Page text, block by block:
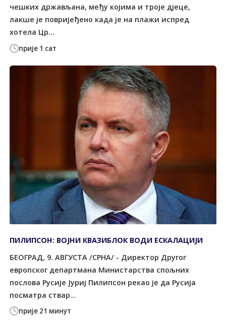
прије 1 сат
чешких држављана, међу којима и троје дјеце,
лакше је повријеђено када је на плажи испред
хотела Цр...
прије 21 минут
ПИЛИПСОН: ВОЈНИ КВАЗИБЛОК ВОДИ ЕСКАЛАЦИЈИ
БЕОГРАД, 9. АВГУСТА /СРНА/ - Директор Другог
европског департмана Министарства спољних
послова Русије Јуриј Пилипсон рекао је да Русија
посматра ствар...